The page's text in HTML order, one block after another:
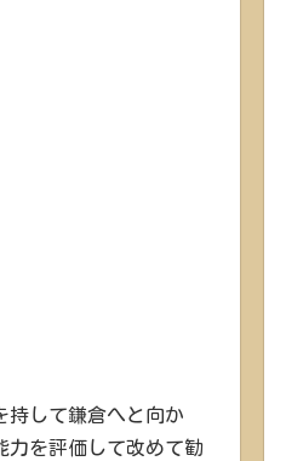
持して鎌倉へと向か
力を評価して改めて勧